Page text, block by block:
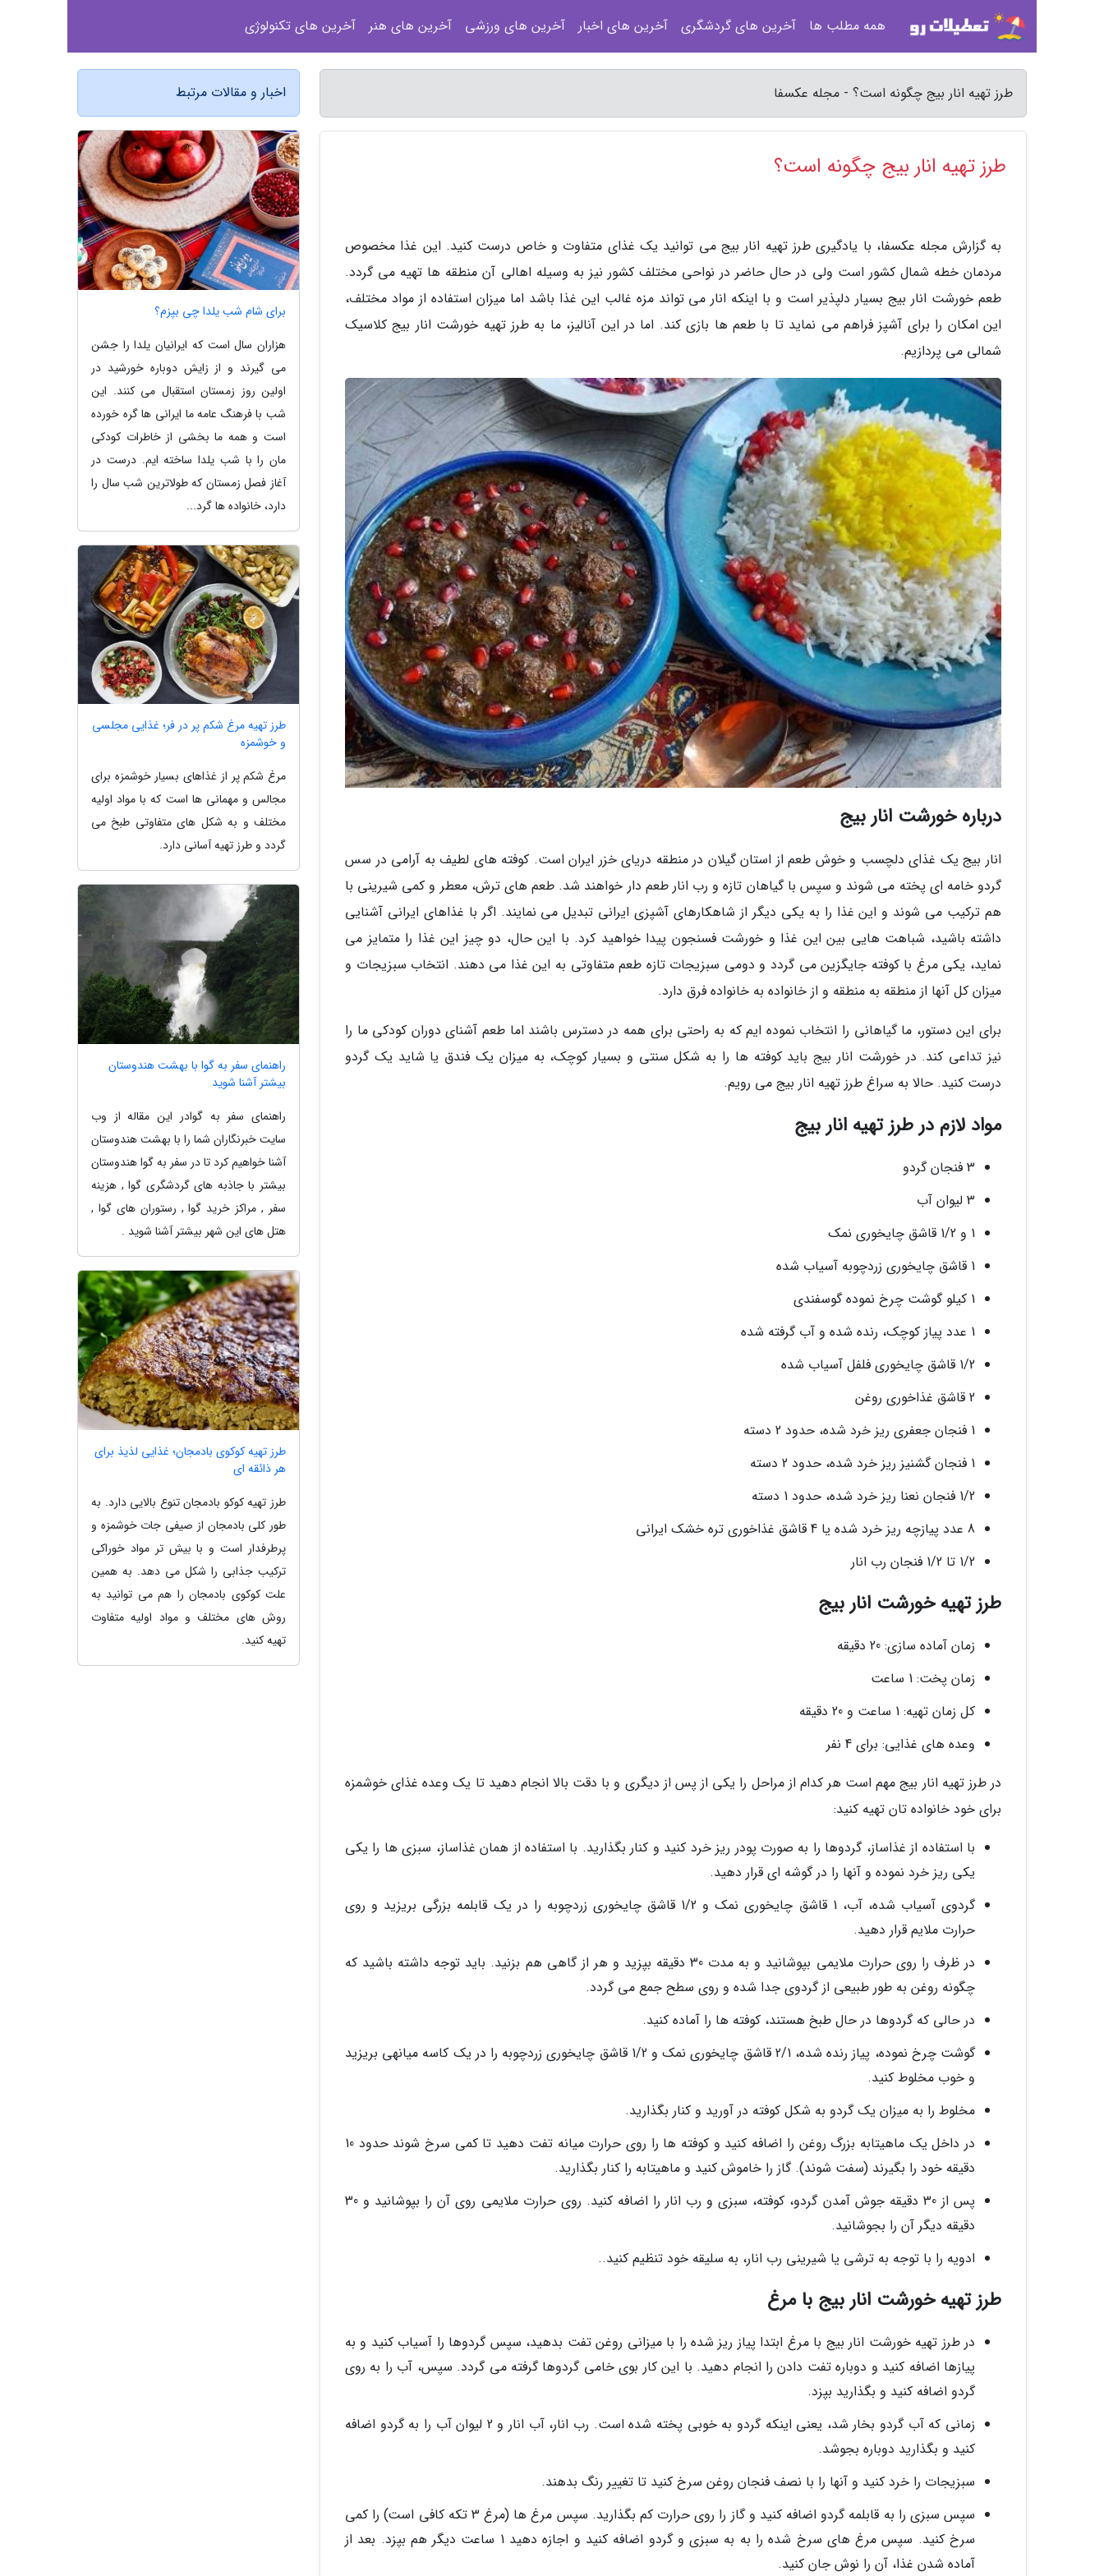
طرز تهیه انار بیج چگونه است؟ - مجله عکسفا
طرز تهیه انار بیج چگونه است؟
به گزارش مجله عکسفا، با یادگیری طرز تهیه انار بیج می توانید یک غذای متفاوت و خاص درست کنید. این غذا مخصوص
مردمان خطه شمال کشور است ولی در حال حاضر در نواحی مختلف کشور نیز به وسیله اهالی آن منطقه ها تهیه می گردد.
طعم خورشت انار بیج بسیار دلپذیر است و با اینکه انار می تواند مزه غالب این غذا باشد اما میزان استفاده از مواد مختلف،
این امکان را برای آشپز فراهم می نماید تا با طعم ها بازی کند. اما در این آنالیز، ما به طرز تهیه خورشت انار بیج کلاسیک
شمالی می پردازیم.
درباره خورشت انار بیج
انار بیج یک غذای دلچسب و خوش طعم از استان گیلان در منطقه دریای خزر ایران است. کوفته های لطیف به آرامی در سس
گردو خامه ای پخته می شوند و سپس با گیاهان تازه و رب انار طعم دار خواهند شد. طعم های ترش، معطر و کمی شیرینی با
هم ترکیب می شوند و این غذا را به یکی دیگر از شاهکارهای آشپزی ایرانی تبدیل می نمایند. اگر با غذاهای ایرانی آشنایی
داشته باشید، شباهت هایی بین این غذا و خورشت فسنجون پیدا خواهید کرد. با این حال، دو چیز این غذا را متمایز می
نماید، یکی مرغ با کوفته جایگزین می گردد و دومی سبزیجات تازه طعم متفاوتی به این غذا می دهند. انتخاب سبزیجات و
میزان کل آنها از منطقه به منطقه و از خانواده به خانواده فرق دارد.
برای این دستور، ما گیاهانی را انتخاب نموده ایم که به راحتی برای همه در دسترس باشند اما طعم آشنای دوران کودکی ما را
نیز تداعی کند. در خورشت انار بیج باید کوفته ها را به شکل سنتی و بسیار کوچک، به میزان یک فندق یا شاید یک گردو
درست کنید. حالا به سراغ طرز تهیه انار بیج می رویم.
مواد لازم در طرز تهیه انار بیج
3 فنجان گردو
3 لیوان آب
1 و 1/2 قاشق چایخوری نمک
1 قاشق چایخوری زردچوبه آسیاب شده
1 کیلو گوشت چرخ نموده گوسفندی
1 عدد پیاز کوچک، رنده شده و آب گرفته شده
1/2 قاشق چایخوری فلفل آسیاب شده
2 قاشق غذاخوری روغن
1 فنجان جعفری ریز خرد شده، حدود 2 دسته
1 فنجان گشنیز ریز خرد شده، حدود 2 دسته
1/2 فنجان نعنا ریز خرد شده، حدود 1 دسته
8 عدد پیازچه ریز خرد شده یا 4 قاشق غذاخوری تره خشک ایرانی
1/2 تا 1/2 فنجان رب انار
طرز تهیه خورشت انار بیج
زمان آماده سازی: 20 دقیقه
زمان پخت: 1 ساعت
کل زمان تهیه: 1 ساعت و 20 دقیقه
وعده های غذایی: برای 4 نفر
در طرز تهیه انار بیج مهم است هر کدام از مراحل را یکی از پس از دیگری و با دقت بالا انجام دهید تا یک وعده غذای خوشمزه
برای خود خانواده تان تهیه کنید:
با استفاده از غذاساز، گردوها را به صورت پودر ریز خرد کنید و کنار بگذارید. با استفاده از همان غذاساز، سبزی ها را یکی
یکی ریز خرد نموده و آنها را در گوشه ای قرار دهید.
گردوی آسیاب شده، آب، 1 قاشق چایخوری نمک و 1/2 قاشق چایخوری زردچوبه را در یک قابلمه بزرگی بریزید و روی
حرارت ملایم قرار دهید.
در ظرف را روی حرارت ملایمی بپوشانید و به مدت 30 دقیقه بپزید و هر از گاهی هم بزنید. باید توجه داشته باشید که
چگونه روغن به طور طبیعی از گردوی جدا شده و روی سطح جمع می گردد.
در حالی که گردوها در حال طبخ هستند، کوفته ها را آماده کنید.
گوشت چرخ نموده، پیاز رنده شده، 2/1 قاشق چایخوری نمک و 1/2 قاشق چایخوری زردچوبه را در یک کاسه میانهی بریزید
و خوب مخلوط کنید.
مخلوط را به میزان یک گردو به شکل کوفته در آورید و کنار بگذارید.
در داخل یک ماهیتابه بزرگ روغن را اضافه کنید و کوفته ها را روی حرارت میانه تفت دهید تا کمی سرخ شوند حدود 10
دقیقه خود را بگیرند (سفت شوند). گاز را خاموش کنید و ماهیتابه را کنار بگذارید.
پس از 30 دقیقه جوش آمدن گردو، کوفته، سبزی و رب انار را اضافه کنید. روی حرارت ملایمی روی آن را بپوشانید و 30
دقیقه دیگر آن را بجوشانید.
ادویه را با توجه به ترشی یا شیرینی رب انار، به سلیقه خود تنظیم کنید..
طرز تهیه خورشت انار بیج با مرغ
در طرز تهیه خورشت انار بیج با مرغ ابتدا پیاز ریز شده را با میزانی روغن تفت بدهید، سپس گردوها را آسیاب کنید و به
پیازها اضافه کنید و دوباره تفت دادن را انجام دهید. با این کار بوی خامی گردوها گرفته می گردد. سپس، آب را به روی
گردو اضافه کنید و بگذارید بپزد.
زمانی که آب گردو بخار شد، یعنی اینکه گردو به خوبی پخته شده است. رب انار، آب انار و 2 لیوان آب را به گردو اضافه
کنید و بگذارید دوباره بجوشد.
سبزیجات را خرد کنید و آنها را با نصف فنجان روغن سرخ کنید تا تغییر رنگ بدهند.
سپس سبزی را به قابلمه گردو اضافه کنید و گاز را روی حرارت کم بگذارید. سپس مرغ ها (مرغ 3 تکه کافی است) را کمی
سرخ کنید. سپس مرغ های سرخ شده را به به سبزی و گردو اضافه کنید و اجازه دهید 1 ساعت دیگر هم بپزد. بعد از
آماده شدن غذا، آن را نوش جان کنید.
اخبار و مقالات مرتبط
برای شام شب یلدا چی بپزم؟
هزاران سال است که ایرانیان یلدا را جشن
می گیرند و از زایش دوباره خورشید در
اولین روز زمستان استقبال می کنند. این
شب با فرهنگ عامه ما ایرانی ها گره خورده
است و همه ما بخشی از خاطرات کودکی
مان را با شب یلدا ساخته ایم. درست در
آغاز فصل زمستان که طولاترین شب سال را
دارد، خانواده ها گرد...
طرز تهیه مرغ شکم پر در فر؛ غذایی مجلسی
و خوشمزه
مرغ شکم پر از غذاهای بسیار خوشمزه برای
مجالس و مهمانی ها است که با مواد اولیه
مختلف و به شکل های متفاوتی طبخ می
گردد و طرز تهیه آسانی دارد.
راهنمای سفر به گوا با بهشت هندوستان
بیشتر آشنا شوید
راهنمای سفر به گوادر این مقاله از وب
سایت خبرنگاران شما را با بهشت هندوستان
آشنا خواهیم کرد تا در سفر به گوا هندوستان
بیشتر با جاذبه های گردشگری گوا , هزینه
سفر , مراکز خرید گوا , رستوران های گوا ,
هتل های این شهر بیشتر آشنا شوید .
طرز تهیه کوکوی بادمجان؛ غذایی لذیذ برای
هر ذائقه ای
طرز تهیه کوکو بادمجان تنوع بالایی دارد. به
طور کلی بادمجان از صیفی جات خوشمزه و
پرطرفدار است و با بیش تر مواد خوراکی
ترکیب جذابی را شکل می دهد. به همین
علت کوکوی بادمجان را هم می توانید به
روش های مختلف و مواد اولیه متفاوت
تهیه کنید.
همه مطلب ها آخرین های گردشگری آخرین های اخبار آخرین های ورزشی آخرین های هنر آخرین های تکنولوژی